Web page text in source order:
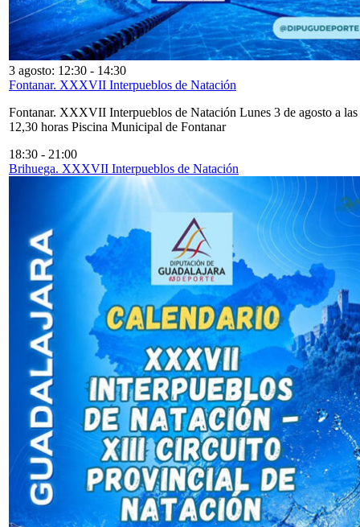
3 agosto: 12:30 - 14:30
Fontanar. XXXVII Interpueblos de Natación
Fontanar. XXXVII Interpueblos de Natación Lunes 3 de agosto a las
12,30 horas Piscina Municipal de Fontanar
18:30 - 21:00
Brihuega. XXXVII Interpueblos de Natación